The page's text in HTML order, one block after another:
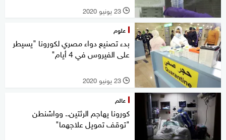
l 23 يونيو 2020
علوم
بدء تصنيع دواء مصري لكورونا "يسيطر
على الفيروس في 4 أيام"
l 23 يونيو 2020
عالم
كورونا يهاجم الرئتين.. وواشنطن
"توقف تمويل علاجهما"